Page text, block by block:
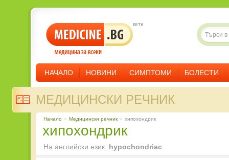
НАЧАЛО НОВИНИ СИМПТОМИ БОЛЕСТИ
МЕДИЦИНСКИ РЕЧНИК
Начало » Медицински речник » хипохондрик
хипохондрик
На английски език: hypochondriac